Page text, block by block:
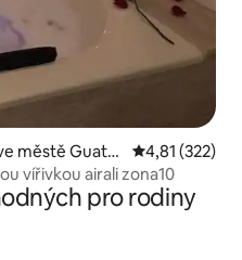
městě Guate
Průměrné
4,81 (322)
vířivkou airali zona10
pro rodiny